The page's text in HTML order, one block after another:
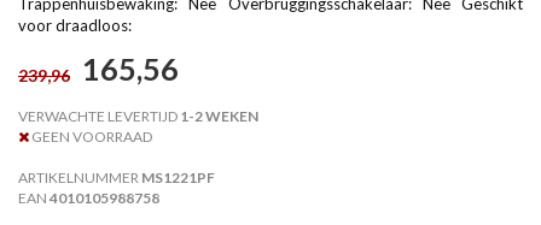
voor draadloos:
239,96 165,56
VERWACHTE LEVERTIJD 1-2 WEKEN
GEEN VOORRAAD
ARTIKELNUMMER MS1221PF
EAN 4010105988758